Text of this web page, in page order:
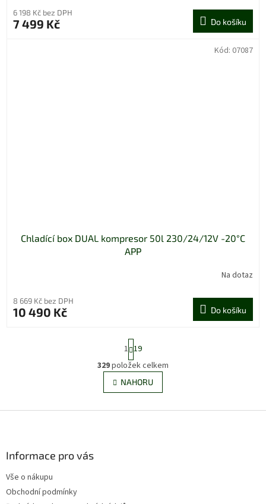
6 198 Kč bez DPH
7 499 Kč Do košíku
Chladící box DUAL kompresor 50l 230/24/12V -20°C
APP
Na dotaz
8 669 Kč bez DPH
10 490 Kč Do košíku
Kód: 07087
O
v
l
S
t
r
á
n
k
v
1 19
329položek celkem
NAHORU
Informace pro vás
Vše o nákupu
Obchodní podmínky